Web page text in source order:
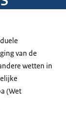
van de
wetten in
(Wet